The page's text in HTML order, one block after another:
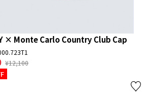
× Monte Carlo Country Club Cap
¥12,100